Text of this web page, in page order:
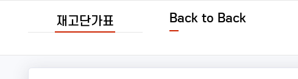
재고단가표 Back to Back